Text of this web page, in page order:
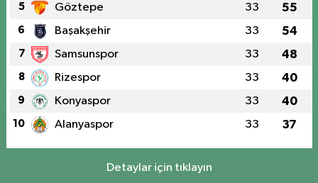
5 Göztepe 33 55
6 Başakşehir 33 54
7 Samsunspor 33 48
8 Rizespor 33 40
9 Konyaspor 33 40
10 Alanyaspor 33 37
Detaylar için tıklayın